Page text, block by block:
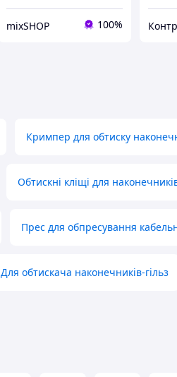
mixSHOP 100%
Кримпер для обтиску
Обтискні кліщі для
Прес для обпресування
Для обтискача наконечників-гільз